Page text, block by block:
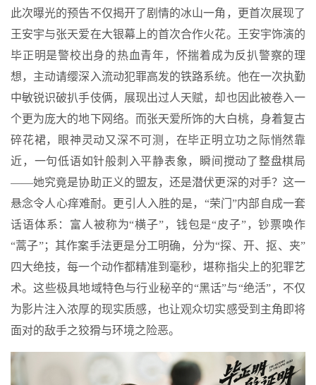
此次曝光的预告不仅揭开了剧情的冰山一角，更首次展现了
王安宇与张天爱在大银幕上的首次合作火花。王安宇饰演的
毕正明是警校出身的热血青年，怀揣着成为反扒警察的理
想，主动请缨深入流动犯罪高发的铁路系统。他在一次执勤
中敏锐识破扒手伎俩，展现出过人天赋，却也因此被卷入一
个更为庞大的地下网络。而张天爱所饰的大白桃，身着复古
碎花裙，眼神灵动又深不可测，在毕正明立功之际悄然靠
近，一句低语如针般刺入平静表象，瞬间搅动了整盘棋局
——她究竟是协助正义的盟友，还是潜伏更深的对手？这一
悬念令人心痒难耐。更引人入胜的是，“荣门”内部自成一套
话语体系：富人被称为“横子”，钱包是“皮子”，钞票唤作
“蒿子”；其作案手法更是分工明确，分为“探、开、抠、夹”
四大绝技，每一个动作都精准到毫秒，堪称指尖上的犯罪艺
术。这些极具地域特色与行业秘辛的“黑话”与“绝活”，不仅
为影片注入浓厚的现实质感，也让观众切实感受到主角即将
面对的敌手之狡猾与环境之险恶。